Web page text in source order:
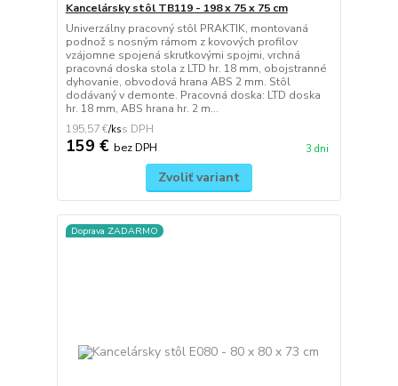
Kancelársky stôl TB119 - 198 x 75 x 75 cm
Univerzálny pracovný stôl PRAKTIK, montovaná
podnož s nosným rámom z kovových profilov
vzájomne spojená skrutkovými spojmi, vrchná
pracovná doska stola z LTD hr. 18 mm, obojstranné
dyhovanie, obvodová hrana ABS 2 mm. Stôl
dodávaný v demonte. Pracovná doska: LTD doska
hr. 18 mm, ABS hrana hr. 2 m...
195,57 €/ks
159 € bez DPH 3 dni
Zvoliť variant
Doprava ZADARMO